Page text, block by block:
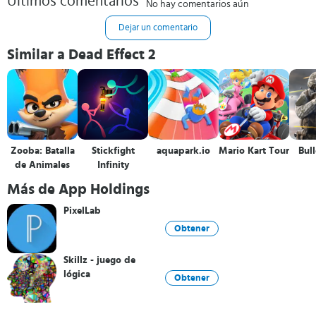
No hay comentarios aún
Dejar un comentario
Similar a Dead Effect 2
Zooba: Batalla
de Animales
Stickfight
Infinity
aquapark.io Mario Kart Tour
Más de App Holdings
PixelLab
Obtener
Skillz - juego de
lógica
Obtener